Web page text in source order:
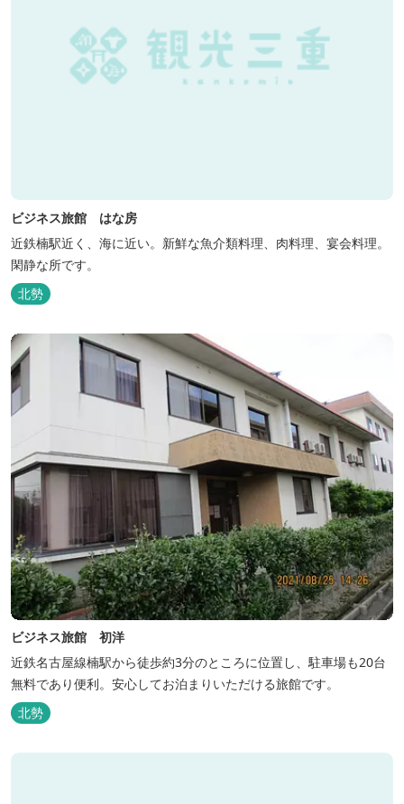
ビジネス旅館 はな房
近鉄楠駅近く、海に近い。新鮮な魚介類料理、肉料理、宴会料理。
閑静な所です。
北勢
ビジネス旅館 初洋
近鉄名古屋線楠駅から徒歩約3分のところに位置し、駐車場も20台
無料であり便利。安心してお泊まりいただける旅館です。
北勢